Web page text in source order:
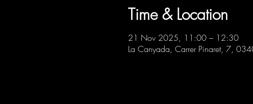
Time & Location
21 Nov 2025, 11:00 – 12:30
La Canyada, Carrer Pinaret, 7,